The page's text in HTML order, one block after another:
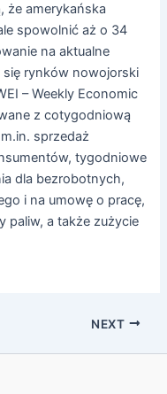
że amerykańska
spowolnić aż o 34
na aktualne
rynków nowojorski
– Weekly Economic
z cotygodniową
sprzedaż
tygodniowe
dla bezrobotnych,
i na umowę o pracę,
paliw, a także zużycie
NEXT